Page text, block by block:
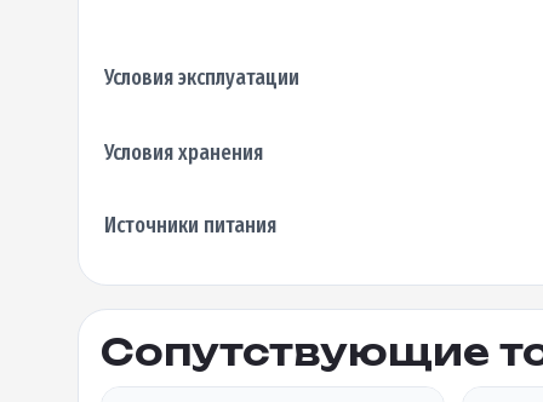
Условия эксплуатации
Условия хранения
Источники питания
Сопутствующие